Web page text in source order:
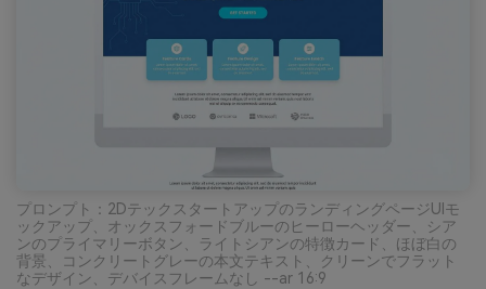
プロンプト：2DテックスタートアップのランディングページUIモ
ックアップ、オックスフォードブルーのヒーローヘッダー、シア
ンのプライマリーボタン、ライトシアンの特徴カード、ほぼ白の
背景、コンクリートグレーの本文テキスト、クリーンでフラット
なデザイン、デバイスフレームなし --ar 16:9